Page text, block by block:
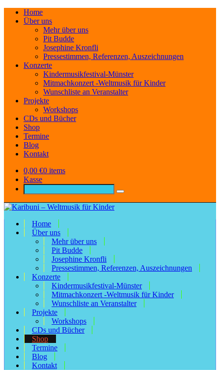
Home
Über uns
Mehr über uns
Pit Budde
Josephine Kronfli
Pressestimmen, Referenzen, Auszeichnungen
Konzerte
Kindermusikfestival-Münster
Mitmachkonzert -Weltmusik für Kinder
Wunschliste an Veranstalter
Projekte
Workshops
CDs und Bücher
Shop
Termine
Blog
Kontakt
0,00 €0 items
Kasse
Home
Über uns
Mehr über uns
Pit Budde
Josephine Kronfli
Pressestimmen, Referenzen, Auszeichnungen
Konzerte
Kindermusikfestival-Münster
Mitmachkonzert -Weltmusik für Kinder
Wunschliste an Veranstalter
Projekte
Workshops
CDs und Bücher
Shop
Termine
Blog
Kontakt